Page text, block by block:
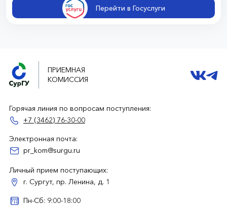
Перейти в Госуслуги
ПРИЕМНАЯ
КОМИССИЯ
Горячая линия по вопросам поступления:
+7 (3462) 76-30-00
Электронная почта:
pr_kom@surgu.ru
Личный прием поступающих:
г. Сургут, пр. Ленина, д. 1
Пн-Сб: 9:00-18:00